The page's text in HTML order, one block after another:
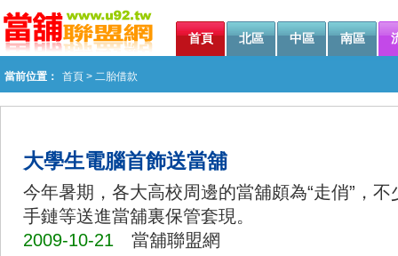
首頁 北區 中區 南區
當前位置： 首頁 > 二胎借款
大學生電腦首飾送當舖
今年暑期，各大高校周邊的當舖頗為“走俏”，
手鏈等送進當舖裏保管套現。
2009-10-21
當舖聯盟網